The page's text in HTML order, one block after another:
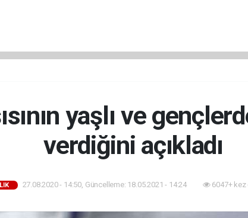
yaşlı ve
verdiğini açıkladı
27.08.2020 - 14:50, Güncelleme: 18.05.2021 - 14:24 6047+ kez